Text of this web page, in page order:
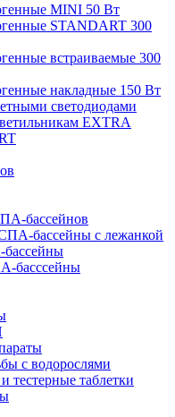
MINI 50 Вт
STANDART 300
встраиваемые 300
накладные 150 Вт
светодиодами
EXTRA
бассейнов
бассейны с лежанкой
басссейны
с водорослями
тестерные таблетки